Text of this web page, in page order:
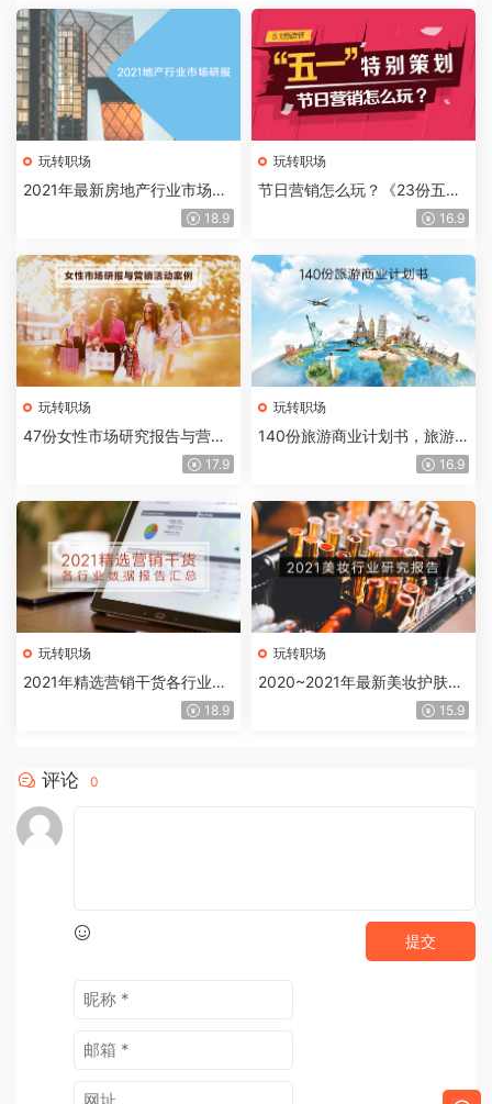
玩转职场
2021年最新房地产行业市场调
18.9
玩转职场
节日营销怎么玩？《23份五一
劳动节专题营销策划案例》16.9
玩转职场
47份女性市场研究报告与营销
17.9
玩转职场
140份旅游商业计划书，旅游
16.9
玩转职场
2021年精选营销干货各行业数
18.9
玩转职场
2020~2021年最新美妆护肤行
15.9
评论 0
提交